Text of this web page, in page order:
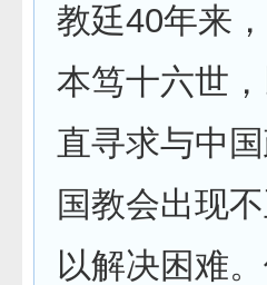
教廷40年来
本笃十六世
直寻求与中
国教会出现
以解决困难